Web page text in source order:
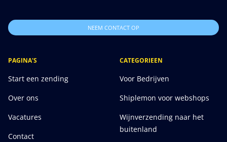
NEEM CONTACT OP
PAGINA'S
Start een zending
Over ons
Vacatures
Contact
CATEGORIEEN
Voor Bedrijven
Shiplemon voor webshops
Wijnverzending naar het
buitenland